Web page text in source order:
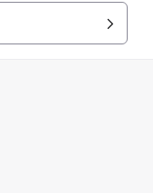
はズバリ “昆虫たちの世界” 。 普段の生活の中で誰し...